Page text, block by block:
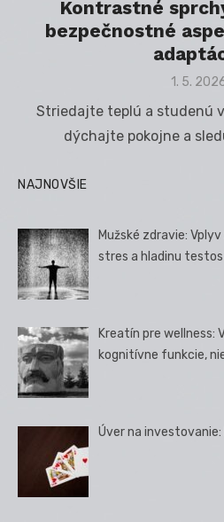
Kontrastné
bezpečnostné
Posted
1. 5.
Striedajte teplú a studenú
dýchajte pokojne a
NAJNOVŠIE
Mužské zdravie:
stres a hladinu
Kreatín pre wellness:
kognitívne funkcie,
Úver na investovanie: